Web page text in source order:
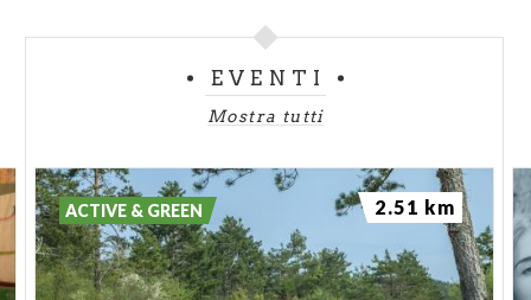
EVENTI
Mostra tutti
ACTIVE & GREEN 2.51 km